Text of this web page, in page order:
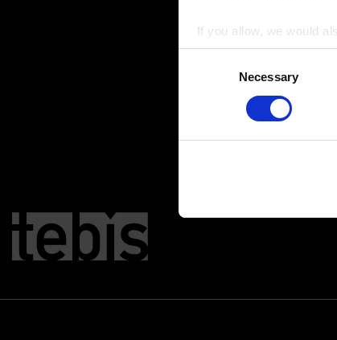
If you allow, we would
Collect
Identify your
Find out more about
Necessary